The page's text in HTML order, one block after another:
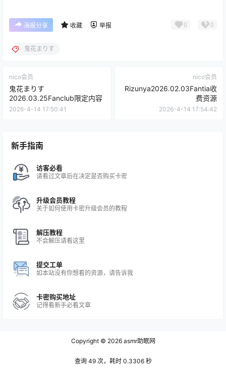
海报分享 收藏 举报 0 0
鬼花まりす
nico会员
鬼花まりす
2026.03.25Fanclub限定内容
2026-4-14 17:50:41
nico会员
Rizunya2026.02.03Fantia收
费资源
2026-4-14 17:54:42
新手指南
访客必看
请看过文章后在决定是否购买卡密
升级会员教程
关于如何使用卡密升级会员的教程
解压教程
不会解压请看这里
提交工单
如本站没有你想看的资源，请告诉我
卡密购买地址
记得看新手必看文章
Copyright © 2026asmr助眠网
查询 49 次，耗时 0.3306 秒